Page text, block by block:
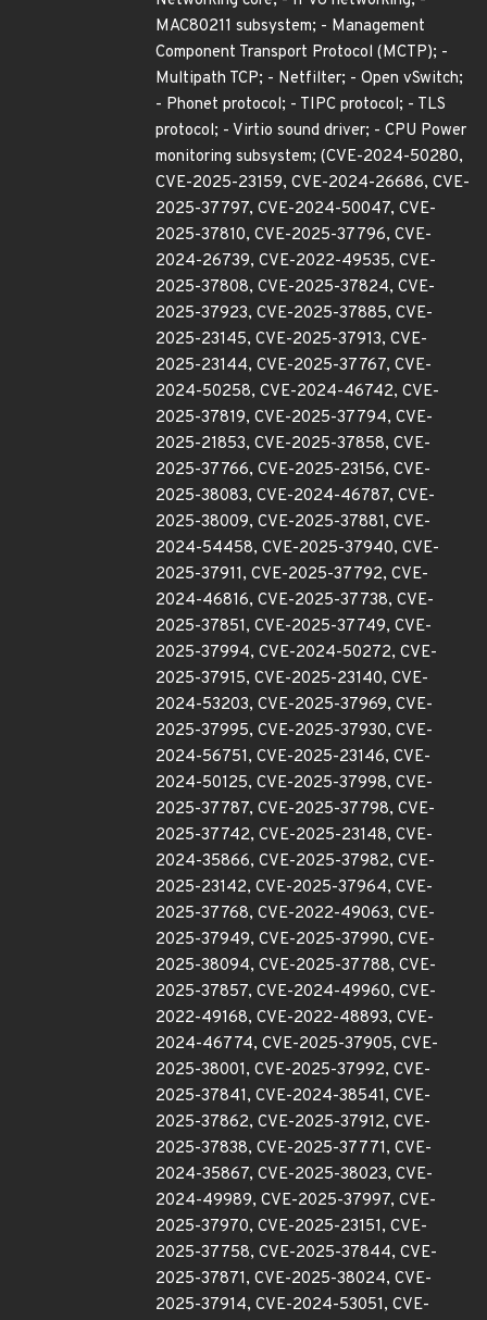
MAC80211 subsystem; - Management
Component Transport Protocol (MCTP); -
Multipath TCP; - Netfilter; - Open vSwitch;
- Phonet protocol; - TIPC protocol; - TLS
protocol; - Virtio sound driver; - CPU Power
monitoring subsystem; (CVE-2024-50280,
CVE-2025-23159, CVE-2024-26686, CVE-
2025-37797, CVE-2024-50047, CVE-
2025-37810, CVE-2025-37796, CVE-
2024-26739, CVE-2022-49535, CVE-
2025-37808, CVE-2025-37824, CVE-
2025-37923, CVE-2025-37885, CVE-
2025-23145, CVE-2025-37913, CVE-
2025-23144, CVE-2025-37767, CVE-
2024-50258, CVE-2024-46742, CVE-
2025-37819, CVE-2025-37794, CVE-
2025-21853, CVE-2025-37858, CVE-
2025-37766, CVE-2025-23156, CVE-
2025-38083, CVE-2024-46787, CVE-
2025-38009, CVE-2025-37881, CVE-
2024-54458, CVE-2025-37940, CVE-
2025-37911, CVE-2025-37792, CVE-
2024-46816, CVE-2025-37738, CVE-
2025-37851, CVE-2025-37749, CVE-
2025-37994, CVE-2024-50272, CVE-
2025-37915, CVE-2025-23140, CVE-
2024-53203, CVE-2025-37969, CVE-
2025-37995, CVE-2025-37930, CVE-
2024-56751, CVE-2025-23146, CVE-
2024-50125, CVE-2025-37998, CVE-
2025-37787, CVE-2025-37798, CVE-
2025-37742, CVE-2025-23148, CVE-
2024-35866, CVE-2025-37982, CVE-
2025-23142, CVE-2025-37964, CVE-
2025-37768, CVE-2022-49063, CVE-
2025-37949, CVE-2025-37990, CVE-
2025-38094, CVE-2025-37788, CVE-
2025-37857, CVE-2024-49960, CVE-
2022-49168, CVE-2022-48893, CVE-
2024-46774, CVE-2025-37905, CVE-
2025-38001, CVE-2025-37992, CVE-
2025-37841, CVE-2024-38541, CVE-
2025-37862, CVE-2025-37912, CVE-
2025-37838, CVE-2025-37771, CVE-
2024-35867, CVE-2025-38023, CVE-
2024-49989, CVE-2025-37997, CVE-
2025-37970, CVE-2025-23151, CVE-
2025-37758, CVE-2025-37844, CVE-
2025-37871, CVE-2025-38024, CVE-
2025-37914, CVE-2024-53051, CVE-